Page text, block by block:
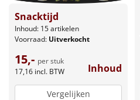
Snacktijd
Inhoud: 15 artikelen
Voorraad: Uitverkocht
15,- per stuk
17,16 incl. BTW Inhoud
Vergelijken